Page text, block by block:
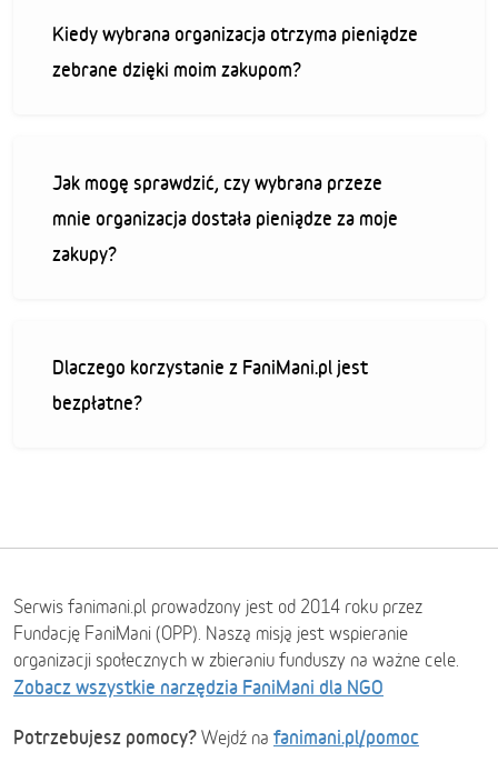
Kiedy wybrana organizacja otrzyma pieniądze
zebrane dzięki moim zakupom?
Jak mogę sprawdzić, czy wybrana przeze
mnie organizacja dostała pieniądze za moje
zakupy?
Dlaczego korzystanie z FaniMani.pl jest
bezpłatne?
Serwis fanimani.pl prowadzony jest od 2014 roku przez
Fundację FaniMani (OPP). Naszą misją jest wspieranie
organizacji społecznych w zbieraniu funduszy na ważne cele.
Zobacz wszystkie narzędzia FaniMani dla NGO
Potrzebujesz pomocy? Wejdź na fanimani.pl/pomoc